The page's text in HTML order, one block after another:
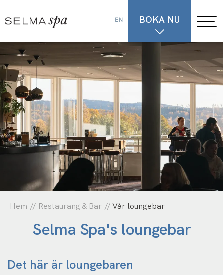
BOKA NU
EN
Hem // Restaurang & Bar // Vår loungebar
Selma Spa's loungebar
Det här är loungebaren